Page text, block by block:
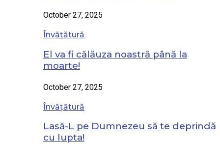
October 27, 2025
Învățătură
El va fi călăuza noastră până la
moarte!
October 27, 2025
Învățătură
Lasă-L pe Dumnezeu să te deprindă
cu lupta!